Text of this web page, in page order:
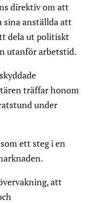
direktiv om att
sina anställda att
dela ut politiskt
utanför arbetstid.
träffar honom
under
som ett steg i en
att